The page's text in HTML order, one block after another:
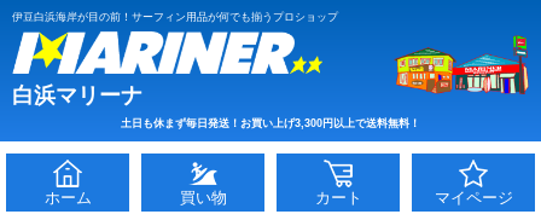
伊豆白浜海岸が目の前！サーフィン用品が何でも揃うプロショップ
白浜マリーナ
土日も休まず毎日発送！お買い上げ3,300円以上で送料無料！
ホーム 買い物 カート マイページ